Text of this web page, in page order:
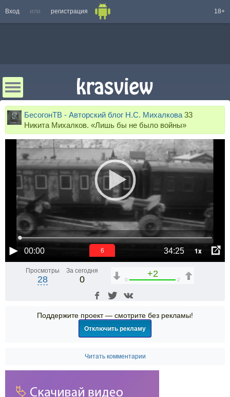
Вход или регистрация 18+
БесогонТВ - Авторский блог Н.С. Михалкова 33
Никита Михалков. «Лишь бы не было войны»
00:00 34:25 1x
6
Просмотры
28
За сегодня
0
+2
0 2
Поддержите проект — смотрите без рекламы!
Отключить рекламу
Читать комментарии